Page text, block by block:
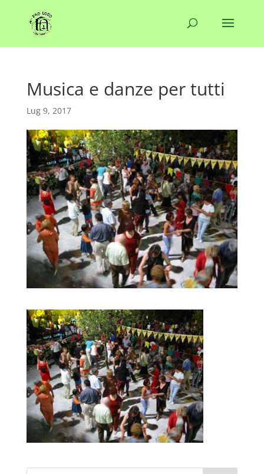
Musica e danze per tutti
Lug 9, 2017